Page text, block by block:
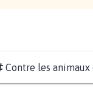
Contre les animaux